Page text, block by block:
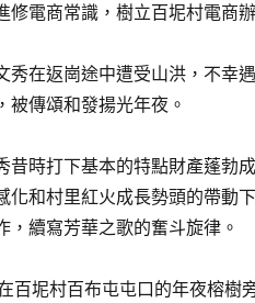
修電商常識，樹立百坭村電商
秀在返崗途中遭受山洪，不幸
被傳頌和發揚光年夜。
昔時打下基本的特點財產蓬勃
化和村里紅火成長勢頭的帶動
，續寫芳華之歌的奮斗旋律。
百坭村百布屯屯口的年夜榕樹